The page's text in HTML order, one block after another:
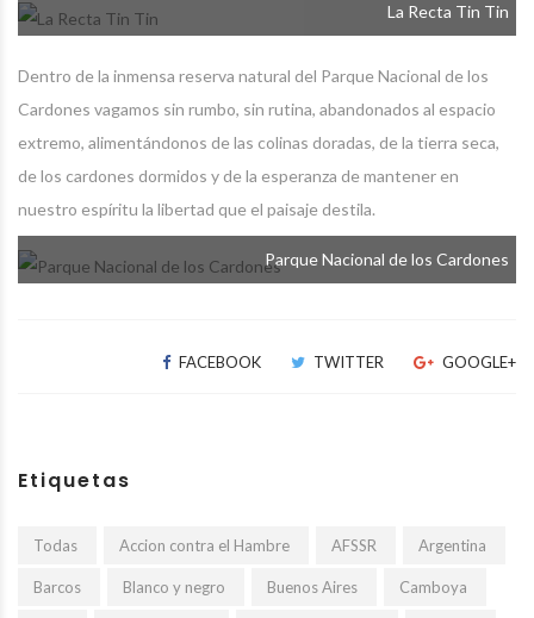
La Recta Tin Tin
Dentro de la inmensa reserva natural del Parque Nacional de los
Cardones vagamos sin rumbo, sin rutina, abandonados al espacio
extremo, alimentándonos de las colinas doradas, de la tierra seca,
de los cardones dormidos y de la esperanza de mantener en
nuestro espíritu la libertad que el paisaje destila.
Parque Nacional de los Cardones
FACEBOOK TWITTER GOOGLE+
Etiquetas
Todas Accion contra el Hambre AFSSR Argentina
Barcos Blanco y negro Buenos Aires Camboya